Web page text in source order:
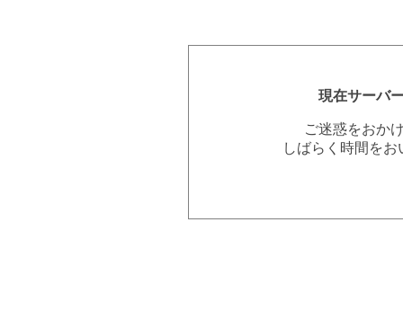
現在サーバ
ご迷惑をおか
しばらく時間を